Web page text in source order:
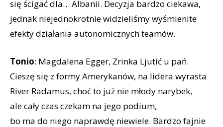
się ścigać dla… Albanii. Decyzja bardzo ciekawa,
jednak niejednokrotnie widzieliśmy wyśmienite
efekty działania autonomicznych teamów.
Tonio: Magdalena Egger, Zrinka Ljutić u pań.
Cieszę się z formy Amerykanów, na lidera wyrasta
River Radamus, choć to już nie młody narybek,
ale cały czas czekam na jego podium,
bo ma do niego naprawdę niewiele. Bardzo fajnie